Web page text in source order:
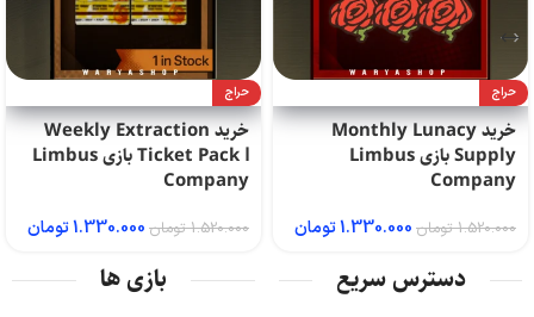
حراج
خرید Monthly Lunacy
Supply بازی Limbus
Company
1.520.000 تومان 1.330.000تومان
حراج
خرید Weekly Extraction
Ticket Pack Ⅰ بازی Limbus
Company
1.520.000 تومان 1.330.000تومان
دسترس سریع بازی ها